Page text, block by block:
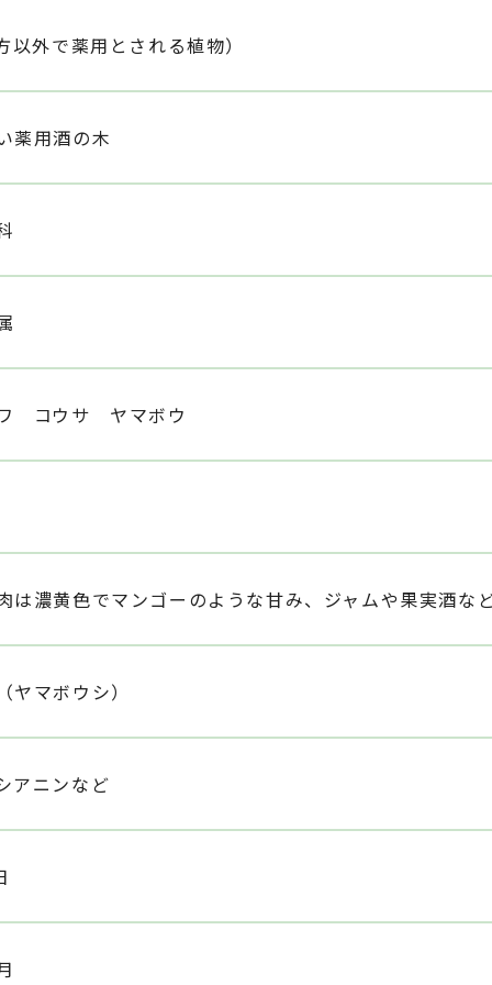
以外で薬用とされる植物）
薬用酒の木
コウサ ヤマボウ
は濃黄色でマンゴーのような甘み、ジャムや果実酒な
ヤマボウシ）
アニンなど